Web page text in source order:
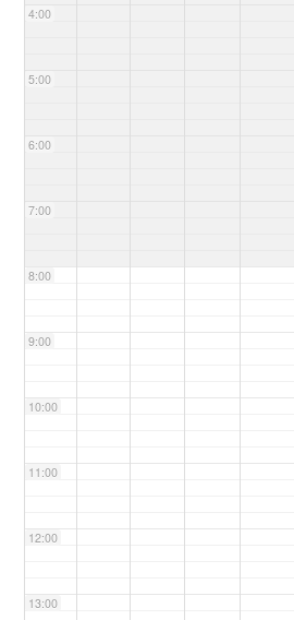
4:00
5:00
6:00
7:00
8:00
9:00
10:00
11:00
12:00
13:00